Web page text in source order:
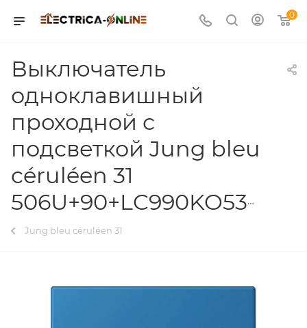
0
Выключатель
одноклавишный
проходной с
подсветкой Jung bleu
céruléen 31
506U+90+LC990KO532030
Jung bleu céruléen 31